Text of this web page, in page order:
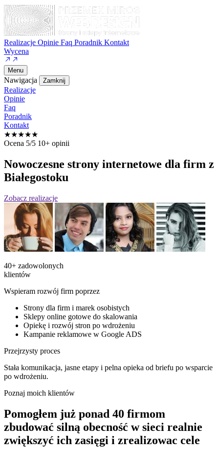
Realizacje Opinie Faq Poradnik Kontakt
Wycena
Menu
Nawigacja Zamknij
Realizacje
Opinie
Faq
Poradnik
Kontakt
★★★★★
Ocena 5/5 10+ opinii
Nowoczesne strony internetowe dla firm z
Białegostoku
Zobacz realizacje
40+ zadowolonych
klientów
Wspieram rozwój firm poprzez
Strony dla firm i marek osobistych
Sklepy online gotowe do skalowania
Opiekę i rozwój stron po wdrożeniu
Kampanie reklamowe w Google ADS
Przejrzysty proces
Stała komunikacja, jasne etapy i pelna opieka od briefu po wsparcie
po wdrożeniu.
Poznaj moich klientów
Pomogłem już ponad 40 firmom
zbudować silną obecność w sieci realnie
zwiększyć ich zasięgi i zrealizowac cele